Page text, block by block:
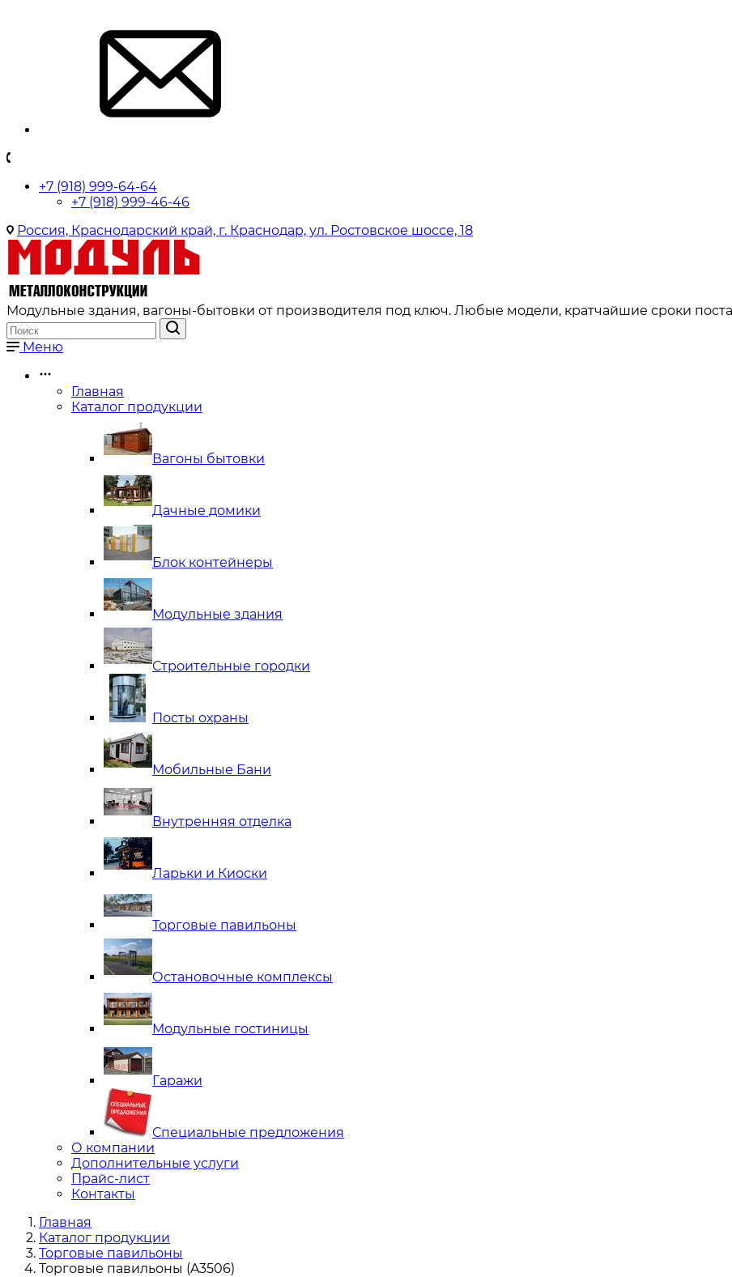
+7 (918) 999-64-64
+7 (918) 999-46-46
Россия, Краснодарский край, г. Краснодар, ул. Ростовское шоссе, 18
Модульные здания, вагоны-бытовки от производителя под ключ. Любые модели, кратчайшие сроки
Меню
Главная
Каталог продукции
Вагоны бытовки
Дачные домики
Блок контейнеры
Модульные здания
Строительные городки
Посты охраны
Мобильные Бани
Внутренняя отделка
Ларьки и Киоски
Торговые павильоны
Остановочные комплексы
Модульные гостиницы
Гаражи
Специальные предложения
О компании
Дополнительные услуги
Прайс-лист
Контакты
Главная
Каталог продукции
Торговые павильоны
Торговые павильоны (A3506)